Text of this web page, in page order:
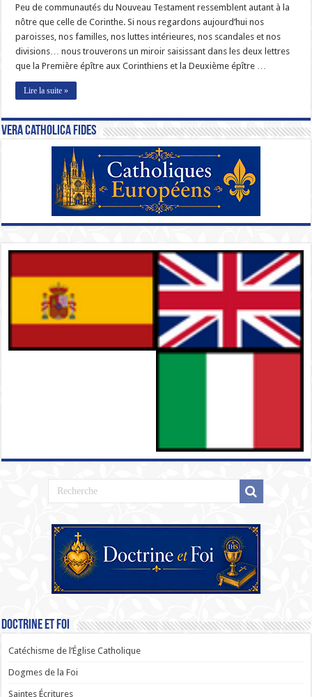
Peu de communautés du Nouveau Testament ressemblent autant à la
nôtre que celle de Corinthe. Si nous regardons aujourd’hui nos
paroisses, nos familles, nos luttes intérieures, nos scandales et nos
divisions… nous trouverons un miroir saisissant dans les deux lettres
que la Première épître aux Corinthiens et la Deuxième épître …
Lire la suite »
Vera Catholica Fides
Doctrine et Foi
Catéchisme de l’Église Catholique
Dogmes de la Foi
Saintes Écritures